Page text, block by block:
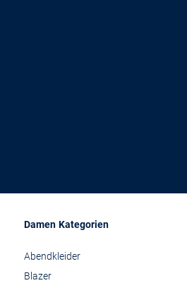
Damen Kategorien
Abendkleider
Blazer